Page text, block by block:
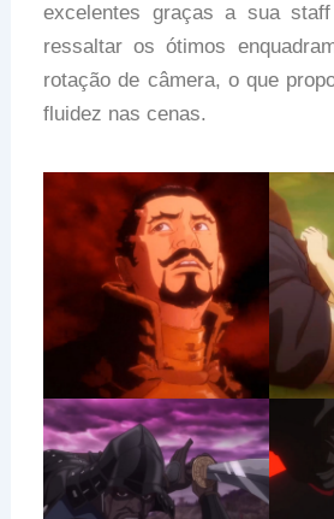
excelentes graças a sua
ressaltar os ótimos
rotação de câmera, o que
fluidez nas cenas.